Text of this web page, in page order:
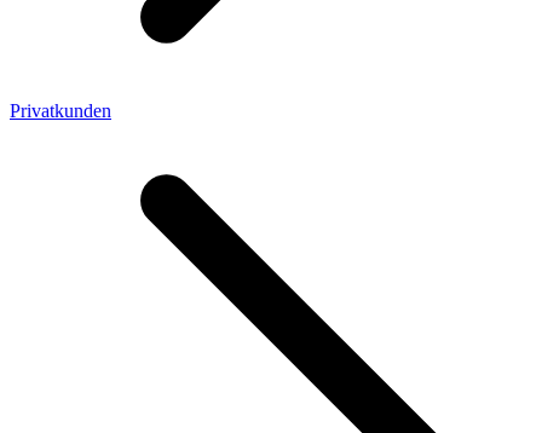
Privatkunden